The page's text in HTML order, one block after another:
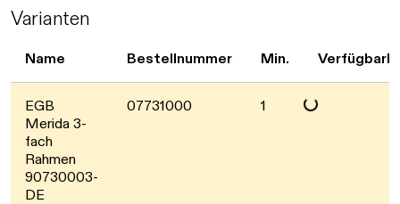
Varianten
Name Bestellnummer Min.
EGB
Merida 3-
fach
Rahmen
90730003-
DE
07731000 1 Daten werden